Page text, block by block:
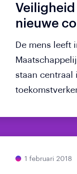
nieuwe
De mens
staan centraal
1 februari 2018